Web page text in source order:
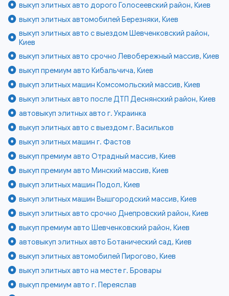
выкуп элитных авто дорого Голосеевский район, Киев
выкуп элитных автомобилей Березняки, Киев
выкуп элитных авто с выездом Шевченковский район,
Киев
выкуп элитных авто срочно Левобережный массив, Киев
выкуп премиум авто Кибальчича, Киев
выкуп элитных машин Комсомольский массив, Киев
выкуп элитных авто после ДТП Деснянский район, Киев
автовыкуп элитных авто г. Украинка
выкуп элитных авто с выездом г. Васильков
выкуп элитных машин г. Фастов
выкуп премиум авто Отрадный массив, Киев
выкуп премиум авто Минский массив, Киев
выкуп элитных машин Подол, Киев
выкуп элитных машин Вышгородский массив, Киев
выкуп элитных авто срочно Днепровский район, Киев
выкуп премиум авто Шевченковский район, Киев
автовыкуп элитных авто Ботанический сад, Киев
выкуп элитных автомобилей Пирогово, Киев
выкуп элитных авто на месте г. Бровары
выкуп премиум авто г. Переяслав